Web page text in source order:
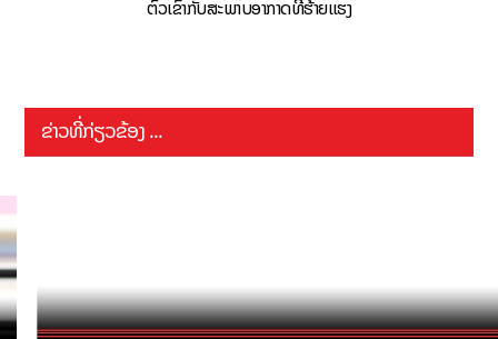
ຕົວເຂົ້າກັບສະພາບອາກາດທີ່ຮ້າຍແຮງ
ຂ່າວທີ່ກ່ຽວຂ້ອງ ...